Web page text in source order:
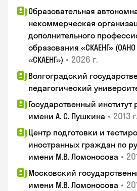
Образовательная
некоммерческая
дополнительного
образования «СКАЕНГ»
«СКАЕНГ») • 2026 г.
Волгоградский
педагогический
Государственный институт
имени А. С. Пушкина • 2013 г.
Центр подготовки и
иностранных граждан по
имени М.В. Ломоносова •
Московский
имени М.В. Ломоносова •